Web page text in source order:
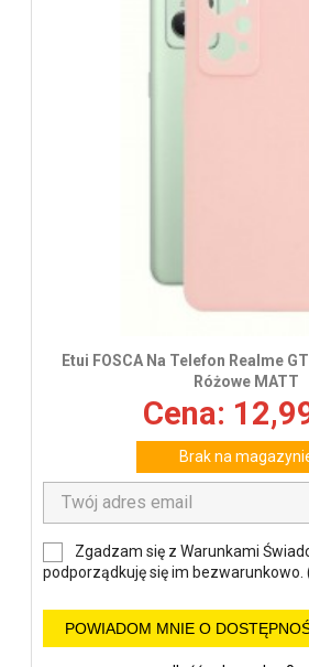
Etui FOSCA Na Telefon Realme
Różowe MATT
Cena:
Brak na
Zgadzam się z Warunkami
podporządkuję się im bezwarunkowo.
POWIADOM MNIE O